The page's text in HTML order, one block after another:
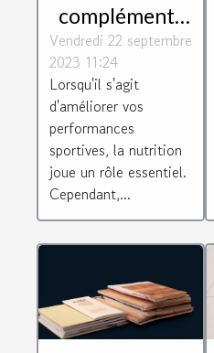
compléments
alimentaires
pour booster
vos
performances
sportives
Vendredi 22 septembre
2023 11:24
Lorsqu'il s'agit
d'améliorer vos
performances
sportives, la nutrition
joue un rôle essentiel.
Cependant,...